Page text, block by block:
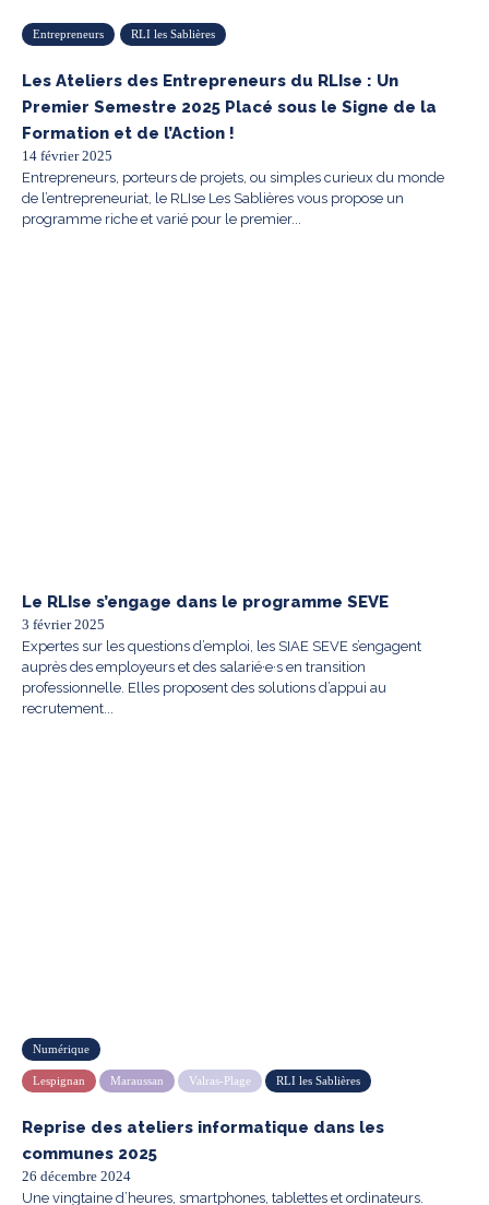
Entrepreneurs RLI les Sablières
Les Ateliers des Entrepreneurs du RLIse : Un
Premier Semestre 2025 Placé sous le Signe de la
Formation et de l’Action !
14 février 2025
Entrepreneurs, porteurs de projets, ou simples curieux du monde
de l’entrepreneuriat, le RLIse Les Sablières vous propose un
programme riche et varié pour le premier...
Le RLIse s’engage dans le programme SEVE
3 février 2025
Expertes sur les questions d’emploi, les SIAE SEVE s’engagent
auprès des employeurs et des salarié·e·s en transition
professionnelle. Elles proposent des solutions d’appui au
recrutement...
Numérique
Lespignan Maraussan Valras-Plage RLI les Sablières
Reprise des ateliers informatique dans les
communes 2025
26 décembre 2024
Une vingtaine d’heures, smartphones, tablettes et ordinateurs.